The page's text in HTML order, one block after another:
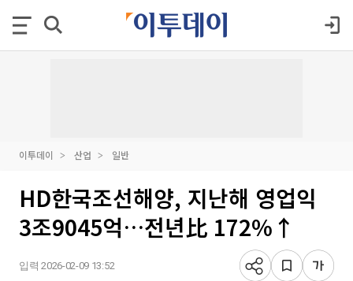
이투데이 산업 일반
HD한국조선해양, 지난해 영업익
3조9045억…전년比 172%↑
입력 2026-02-09 13:52